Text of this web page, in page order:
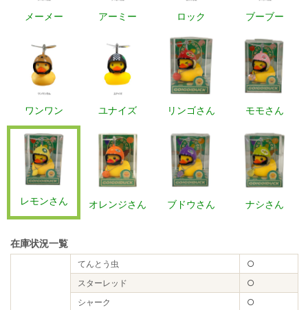
メーメー アーミー ロック ブーブー
ワンワン ユナイズ リンゴさん モモさん
レモンさん オレンジさん ブドウさん ナシさん
在庫状況一覧
てんとう虫
○
スターレッド
○
シャーク
○